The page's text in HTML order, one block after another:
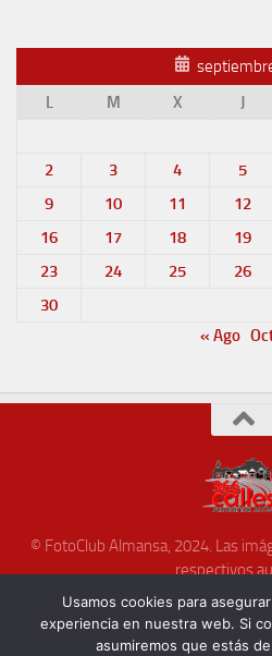
L
M X J
2
3 4 5
9
10 11 12
16
17 18 19
23
24 25 26
30
« Ago
© FotoClub Almansa, 2024. Las
respectivos
Funciona con - Diseñado
Usamos cookies para
experiencia en nuestra web. Si
asumiremos que estás